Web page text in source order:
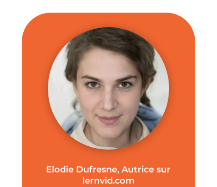
Elodie Dufresne, Autrice sur
lernvid.com